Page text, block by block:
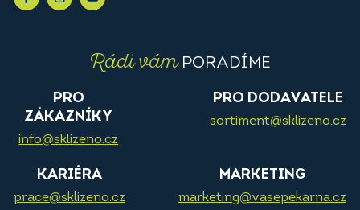
Rádi vámPORADÍME
PRO
ZÁKAZNÍKY
info@sklizeno.cz
PRO DODAVATELE
sortiment@sklizeno.cz
KARIÉRA
prace@sklizeno.cz
MARKETING
marketing@vasepekarna.cz